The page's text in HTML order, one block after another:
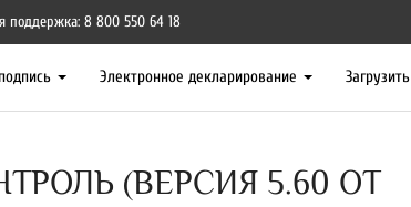
поддержка: 8 800 550 64 18
Электронное декларирование Загрузить
(ВЕРСИЯ 5.60 ОТ